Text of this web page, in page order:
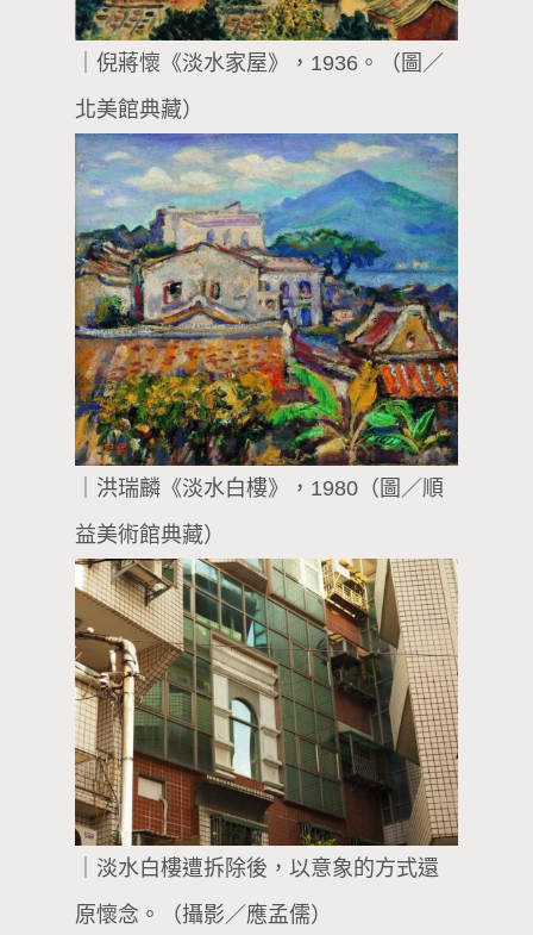
｜倪蔣懷《淡水家屋》，1936。（圖／
北美館典藏）
｜洪瑞麟《淡水白樓》，1980（圖／順
益美術館典藏）
｜淡水白樓遭拆除後，以意象的方式還
原懷念。（攝影／應孟儒）